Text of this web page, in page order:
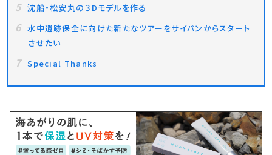
沈船・松安丸の３Dモデルを作る
水中遺跡保全に向けた新たなツアーをサイパンからスタート
させたい
Special Thanks